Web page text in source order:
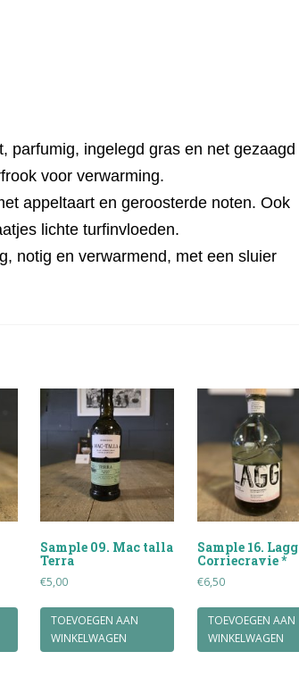
parfumig, ingelegd gras en net gezaagd
voor verwarming.
appeltaart en geroosterde noten. Ook
lichte turfinvloeden.
notig en verwarmend, met een sluier
Sample 09. Mac talla
Terra
€5,00
TOEVOEGEN AAN
WINKELWAGEN
Sample 16. Lagg
Corriecravie *
€6,50
TOEVOEGEN AAN
WINKELWAGEN